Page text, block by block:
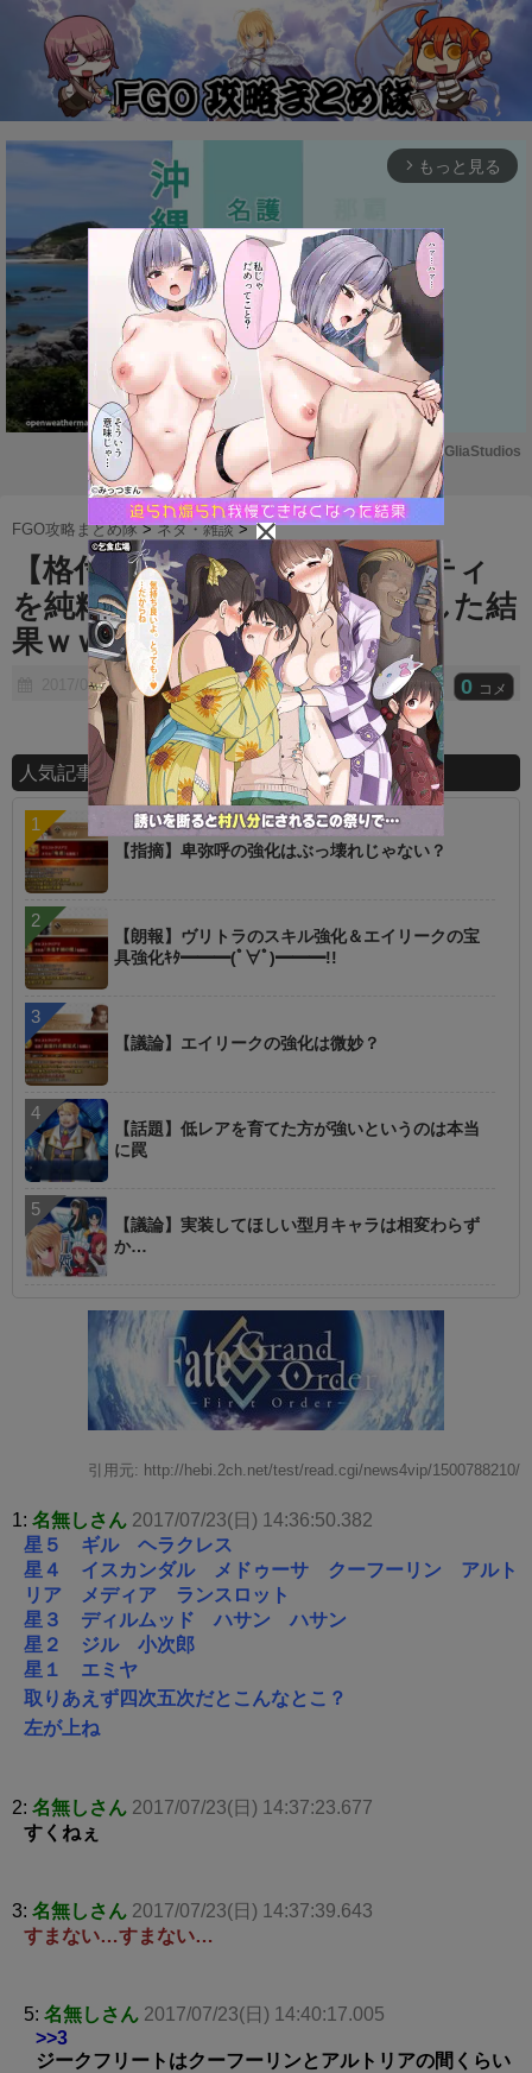
arrow_forward_ios もっと見る
M
u
t
e
Powered by GliaStudios
FGO攻略まとめ隊 >ネタ・雑談 >
【格付け】FGOの鯖のレアリティ
を純粋に英霊としての格付けした結
果ｗｗｗｗｗｗｗｗ
2017/07/27 0 コメ
人気記事ランキング
【指摘】卑弥呼の強化はぶっ壊れじゃない？
【朗報】ヴリトラのスキル強化＆エイリークの宝
具強化ｷﾀ━━━(ﾟ∀ﾟ)━━━!!
【議論】エイリークの強化は微妙？
【話題】低レアを育てた方が強いというのは本当
に罠
【議論】実装してほしい型月キャラは相変わらず
か…
引用元: http://hebi.2ch.net/test/read.cgi/news4vip/1500788210/
1: 名無しさん 2017/07/23(日) 14:36:50.382
星５ ギル ヘラクレス
星４ イスカンダル メドゥーサ クーフーリン アルト
リア メディア ランスロット
星３ ディルムッド ハサン ハサン
星２ ジル 小次郎
星１ エミヤ
取りあえず四次五次だとこんなとこ？
左が上ね
2: 名無しさん 2017/07/23(日) 14:37:23.677
すくねぇ
3: 名無しさん 2017/07/23(日) 14:37:39.643
すまない…すまない…
5: 名無しさん 2017/07/23(日) 14:40:17.005
>>3
ジークフリートはクーフーリンとアルトリアの間くらい